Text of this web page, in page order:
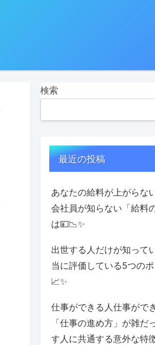
検索
最近の投稿
あなたの給料が上がらな
会社員が知らない「給料
は💴📉✨
出世する人だけが知って
当に評価している5つの
📈✨
仕事ができる人仕事がで
「仕事の進め方」が雑だ
す人に共通する意外な特